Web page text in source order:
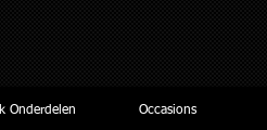
Onderdelen Occasions